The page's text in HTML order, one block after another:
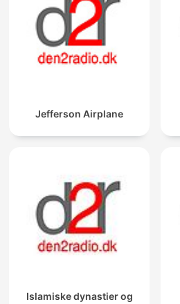
Jefferson Airplane
Islamiske dynastier og